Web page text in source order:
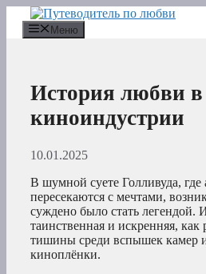
Перейти
содержимому
Меню
История любви в
киноиндустрии
10.01.2025
В шумной суете Голливуда,
пересекаются с мечтами,
суждено было стать
таинственная и искренняя,
тишины среди вспышек камер
киноплёнки.